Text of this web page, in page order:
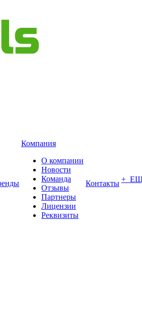
Компания
О компании
Новости
Команда
Отзывы
Партнеры
Лицензии
Реквизиты
Контакты +